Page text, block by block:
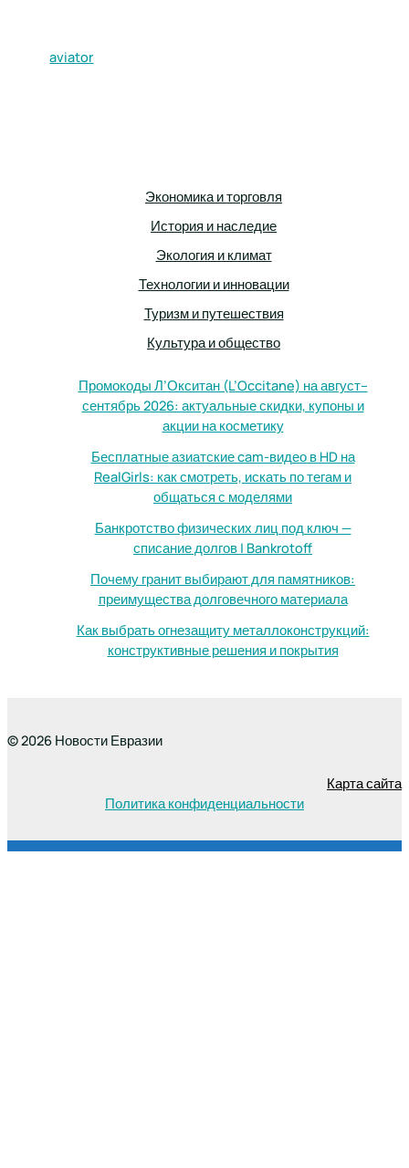
aviator
Экономика и торговля
История и наследие
Экология и климат
Технологии и инновации
Туризм и путешествия
Культура и общество
Промокоды Л’Окситан (L’Occitane) на август–
сентябрь 2026: актуальные скидки, купоны и
акции на косметику
Бесплатные азиатские cam-видео в HD на
RealGirls: как смотреть, искать по тегам и
общаться с моделями
Банкротство физических лиц под ключ —
списание долгов | Bankrotoff
Почему гранит выбирают для памятников:
преимущества долговечного материала
Как выбрать огнезащиту металлоконструкций:
конструктивные решения и покрытия
© 2026 Новости Евразии
Карта сайта
Политика конфиденциальности